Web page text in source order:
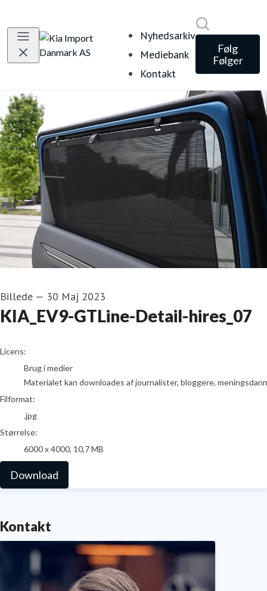
Nyhedsarkiv
Mediebank
Kontakt
Følg
Følger
Billede — 30 Maj 2023
KIA_EV9-GTLine-Detail-hires_07
go to media item
Licens:
Brug i medier
Materialet kan downloades af journalister, bloggere,
Filformat:
.jpg
Størrelse:
6000 x 4000, 10,7 MB
Download
Kontakt